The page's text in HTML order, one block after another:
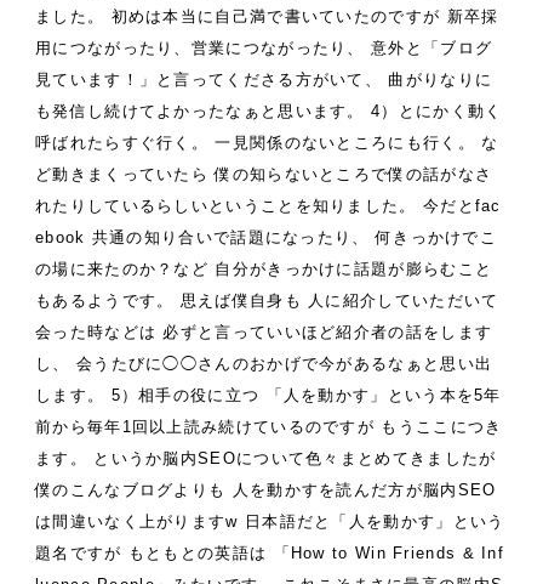
ました。
初めは本当に自己満で書いていたのですが 新卒採
用につながったり、営業につながったり、
意外と「ブログ
見ています！」と言ってくださる方がいて、
曲がりなりに
も発信し続けてよかったなぁと思います。
4）とにかく動く
呼ばれたらすぐ行く。
一見関係のないところにも行く。
な
ど動きまくっていたら 僕の知らないところで僕の話がなさ
れたりしているらしいということを知りました。
今だとfac
ebook 共通の知り合いで話題になったり、
何きっかけでこ
の場に来たのか？など 自分がきっかけに話題が膨らむこと
もあるようです。
思えば僕自身も
人に紹介していただいて
会った時などは 必ずと言っていいほど紹介者の話をします
し、
会うたびに◯◯さんのおかげで今があるなぁと思い出
します。
5）相手の役に立つ
「人を動かす」という本を5年
前から毎年1回以上読み続けているのですが もうここにつき
ます。
というか脳内SEOについて色々まとめてきましたが
僕のこんなブログよりも
人を動かすを読んだ方が脳内SEO
は間違いなく上がりますw 日本語だと「人を動かす」という
題名ですが もともとの英語は
「How to Win Friends & Inf